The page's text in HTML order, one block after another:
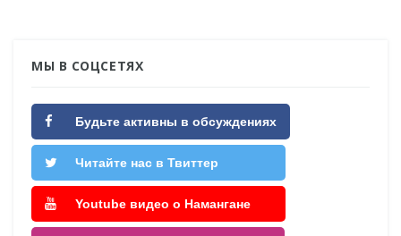
МЫ В СОЦСЕТЯХ
Будьте активны в обсуждениях
Читайте нас в Твиттер
Youtube видео о Намангане